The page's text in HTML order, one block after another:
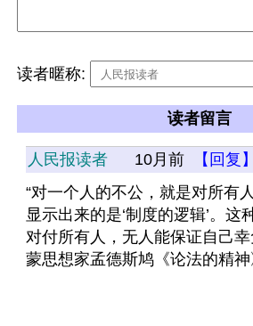
读者暱称:
读者留言
人民报读者 10月前
【回复】
“对一个人的不公，就是对所有
显示出来的是‘制度的逻辑’。这
对付所有人，无人能保证自己
蒙思想家孟德斯鸠《论法的精神